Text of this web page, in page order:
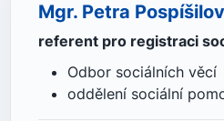
Mgr. Petra
referent pro registraci
Odbor sociálních věcí
oddělení sociální